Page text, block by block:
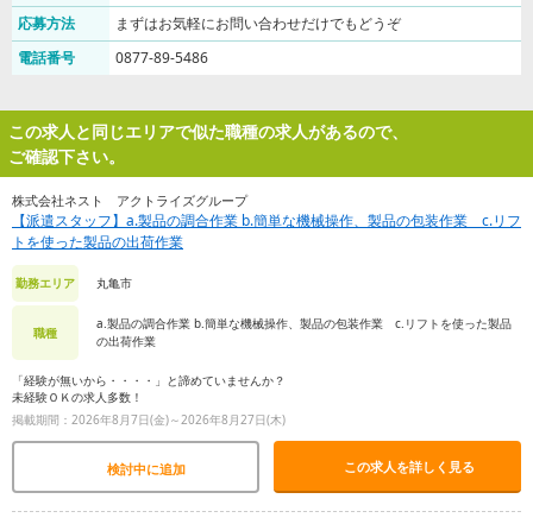
応募方法
まずはお気軽にお問い合わせだけでもどうぞ
電話番号
0877-89-5486
この求人と同じエリアで似た職種の求人があるので、
ご確認下さい。
株式会社ネスト アクトライズグループ
【派遣スタッフ】a.製品の調合作業 b.簡単な機械操作、製品の包装作業 c.リフ
トを使った製品の出荷作業
勤務エリア 丸亀市
職種
a.製品の調合作業 b.簡単な機械操作、製品の包装作業 c.リフトを使った製品
の出荷作業
「経験が無いから・・・・」と諦めていませんか？
未経験ＯＫの求人多数！
掲載期間：2026年8月7日(金)～2026年8月27日(木)
検討中に追加 この求人を詳しく見る